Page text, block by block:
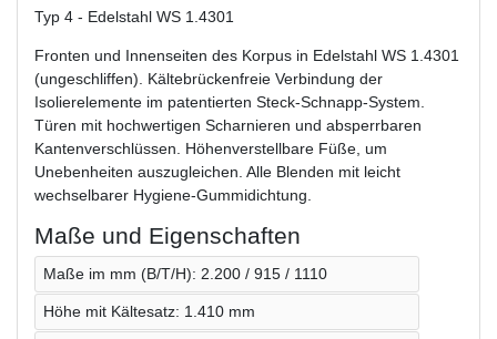
Typ 4 - Edelstahl WS 1.4301
Fronten und Innenseiten des Korpus in Edelstahl WS 1.4301
(ungeschliffen). Kältebrückenfreie Verbindung der
Isolierelemente im patentierten Steck-Schnapp-System.
Türen mit hochwertigen Scharnieren und absperrbaren
Kantenverschlüssen. Höhenverstellbare Füße, um
Unebenheiten auszugleichen. Alle Blenden mit leicht
wechselbarer Hygiene-Gummidichtung.
Maße und Eigenschaften
Maße im mm (B/T/H): 2.200 / 915 / 1110
Höhe mit Kältesatz: 1.410 mm